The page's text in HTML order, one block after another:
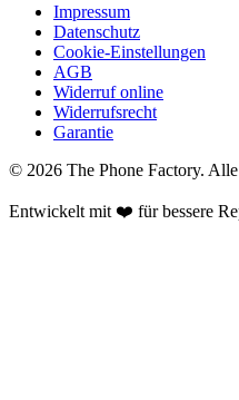
Impressum
Datenschutz
Cookie-Einstellungen
AGB
Widerruf online
Widerrufsrecht
Garantie
© 2026 The Phone Factory. Alle
Entwickelt mit ❤️ für bessere